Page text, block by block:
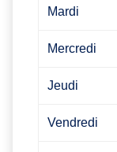
Mardi
Mercredi
Jeudi
Vendredi